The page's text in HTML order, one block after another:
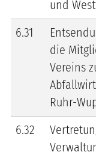
und
6.31
die
Vereins
Ruhr-
6.32